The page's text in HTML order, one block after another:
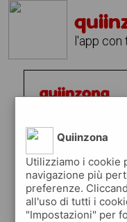
l'app
Quiinzona
Utilizziamo i cookie
navigazione più
preferenze.
all'uso di tutti i
"Impostazioni" per